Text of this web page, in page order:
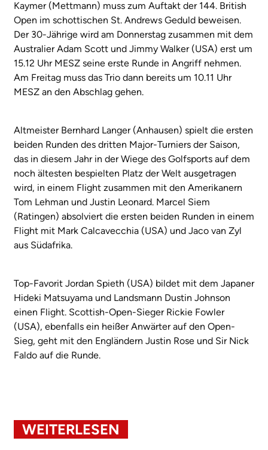
Kaymer (Mettmann) muss zum Auftakt der 144. British
Open im schottischen St. Andrews Geduld beweisen.
Der 30-Jährige wird am Donnerstag zusammen mit dem
Australier Adam Scott und Jimmy Walker (USA) erst um
15.12 Uhr MESZ seine erste Runde in Angriff nehmen.
Am Freitag muss das Trio dann bereits um 10.11 Uhr
MESZ an den Abschlag gehen.
Altmeister Bernhard Langer (Anhausen) spielt die ersten
beiden Runden des dritten Major-Turniers der Saison,
das in diesem Jahr in der Wiege des Golfsports auf dem
noch ältesten bespielten Platz der Welt ausgetragen
wird, in einem Flight zusammen mit den Amerikanern
Tom Lehman und Justin Leonard. Marcel Siem
(Ratingen) absolviert die ersten beiden Runden in einem
Flight mit Mark Calcavecchia (USA) und Jaco van Zyl
aus Südafrika.
Top-Favorit Jordan Spieth (USA) bildet mit dem Japaner
Hideki Matsuyama und Landsmann Dustin Johnson
einen Flight. Scottish-Open-Sieger Rickie Fowler
(USA), ebenfalls ein heißer Anwärter auf den Open-
Sieg, geht mit den Engländern Justin Rose und Sir Nick
Faldo auf die Runde.
WEITERLESEN